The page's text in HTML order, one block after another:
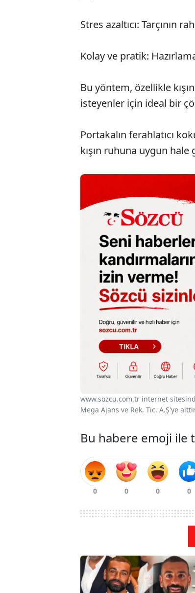
Stres azaltıcı: Tarçının
Kolay ve pratik:
Bu yöntem, özellikle
isteyenler için ideal bir
Portakalın ferahlatıcı
kışın ruhuna uygun hale
www.sozcu.com.tr internet
Mega Ajans ve Rek. Tic. A.Ş'ye
Bu habere emoji ile